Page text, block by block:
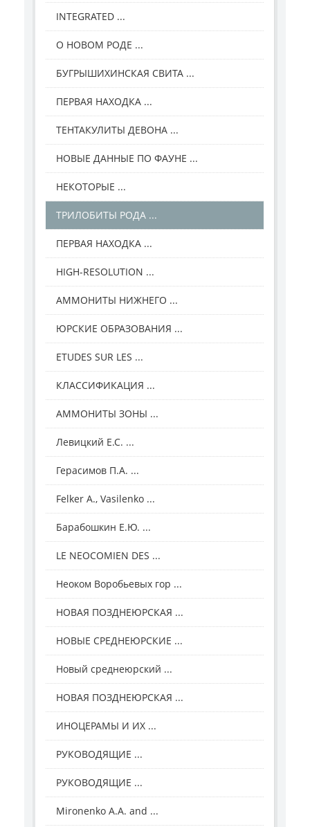
INTEGRATED ...
О НОВОМ РОДЕ ...
БУГРЫШИХИНСКАЯ СВИТА ...
ПЕРВАЯ НАХОДКА ...
ТЕНТАКУЛИТЫ ДЕВОНА ...
НОВЫЕ ДАННЫЕ ПО ФАУНЕ ...
НЕКОТОРЫЕ ...
ТРИЛОБИТЫ РОДА ...
ПЕРВАЯ НАХОДКА ...
HIGH-RESOLUTION ...
АММОНИТЫ НИЖНЕГО ...
ЮРСКИЕ ОБРАЗОВАНИЯ ...
ETUDES SUR LES ...
КЛАССИФИКАЦИЯ ...
АММОНИТЫ ЗОНЫ ...
Левицкий Е.С. ...
Герасимов П.А. ...
Felker A., Vasilenko ...
Барабошкин Е.Ю. ...
LE NEOCOMIEN DES ...
Неоком Воробьевых гор ...
НОВАЯ ПОЗДНЕЮРСКАЯ ...
НОВЫЕ СРЕДНЕЮРСКИЕ ...
Новый среднеюрский ...
НОВАЯ ПОЗДНЕЮРСКАЯ ...
ИНОЦЕРАМЫ И ИХ ...
РУКОВОДЯЩИЕ ...
РУКОВОДЯЩИЕ ...
Mironenko A.A. and ...